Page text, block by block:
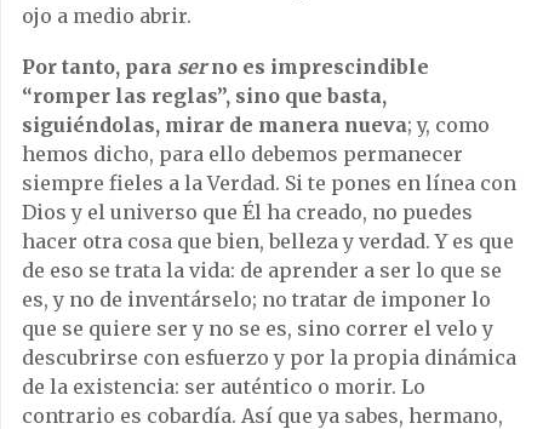
ojo a medio abrir.
Por tanto, para serno es imprescindible
“romper las reglas”, sino que basta,
siguiéndolas, mirar de manera nueva; y, como
hemos dicho, para ello debemos permanecer
siempre fieles a la Verdad. Si te pones en línea con
Dios y el universo que Él ha creado, no puedes
hacer otra cosa que bien, belleza y verdad. Y es que
de eso se trata la vida: de aprender a ser lo que se
es, y no de inventárselo; no tratar de imponer lo
que se quiere ser y no se es, sino correr el velo y
descubrirse con esfuerzo y por la propia dinámica
de la existencia: ser auténtico o morir. Lo
contrario es cobardía. Así que ya sabes, hermano,